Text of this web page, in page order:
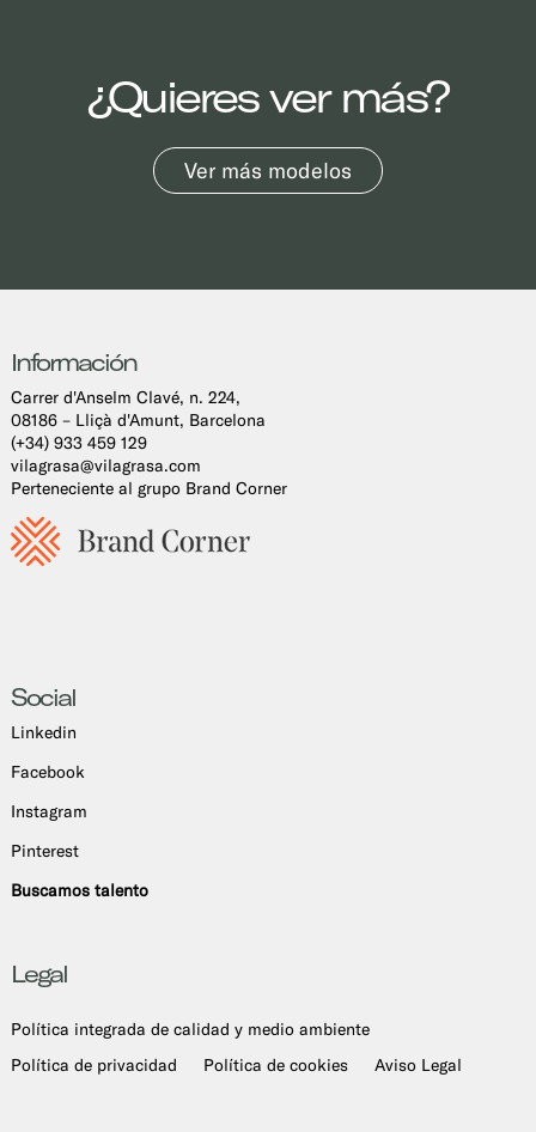
¿Quieres ver más?
Ver más modelos
Información
Carrer d'Anselm Clavé, n. 224,
08186 – Lliçà d'Amunt, Barcelona
(+34) 933 459 129
vilagrasa@vilagrasa.com
Perteneciente al grupo Brand Corner
Social
Linkedin
Facebook
Instagram
Pinterest
Buscamos talento
Legal
Política integrada de calidad y medio ambiente
Política de privacidad
Política de cookies Aviso Legal